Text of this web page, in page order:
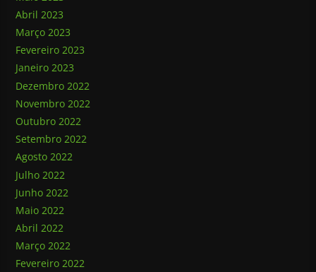
Abril 2023
Março 2023
Fevereiro 2023
Janeiro 2023
Dezembro 2022
Novembro 2022
Outubro 2022
Setembro 2022
Agosto 2022
Julho 2022
Junho 2022
Maio 2022
Abril 2022
Março 2022
Fevereiro 2022